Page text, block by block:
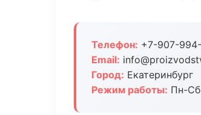
Телефон: +7-907-
Email:
Город: Екатеринбург
Режим работы: Пн-